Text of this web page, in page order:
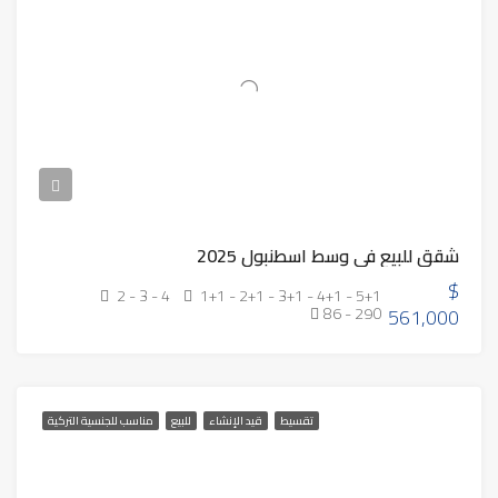
شقق للبيع في وسط اسطنبول 2025
$
561,000
1+1 - 2+1 - 3+1 - 4+1 - 5+1
2 - 3 - 4
86 - 290
تقسيط قيد الإنشاء للبيع مناسب للجنسية التركية